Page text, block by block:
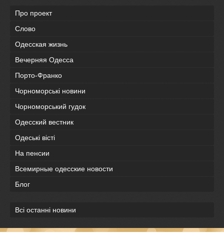
Про проект
Слово
Одесская жизнь
Вечерняя Одесса
Порто-Франко
Чорноморські новини
Чорноморський гудок
Одесский вестник
Одеськi вiстi
На пенсии
Всемирные одесские новости
Блог
Всі останні новини